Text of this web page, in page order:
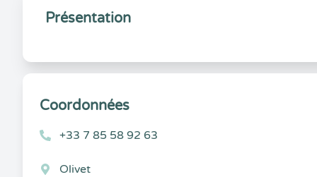
Présentation
Coordonnées
+33 7 85 58 92 63
Olivet